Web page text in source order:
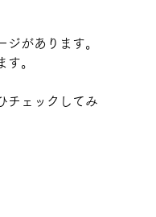
があります。
。
チェックしてみ